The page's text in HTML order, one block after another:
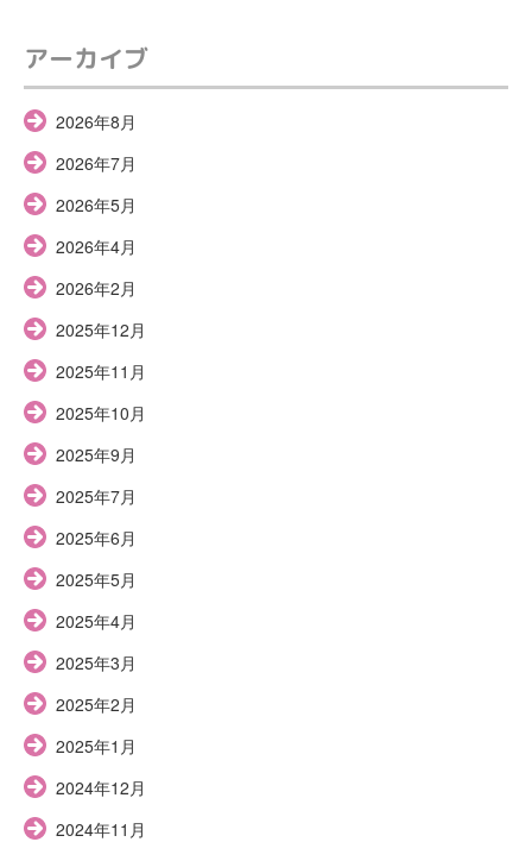
アーカイブ
2026年8月
2026年7月
2026年5月
2026年4月
2026年2月
2025年12月
2025年11月
2025年10月
2025年9月
2025年7月
2025年6月
2025年5月
2025年4月
2025年3月
2025年2月
2025年1月
2024年12月
2024年11月